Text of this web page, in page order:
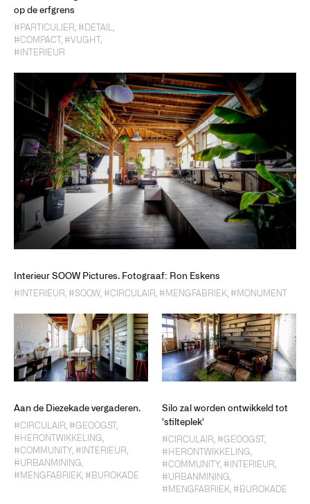
op de erfgrens
#PARTICULIER, #DETAIL,
#COMPACT , #VUGHT ,
#INTERIEUR
Interieur SOOW Pictures. Fotograaf: Ron Eskens
#INTERIEUR, #SOOW, #CIRCULAIR, #MENGFABRIEK, #MONUMENT
Aan de Diezekade vergaderen.
#CIRCULAIR #GEOOGST
#HERONTWIKKELING
#COMMUNITY #INTERIEUR
#URBANMINING
#MENGFABRIEK #BUROKADE
Silo zal worden ontwikkeld tot
'stilteplek'
#CIRCULAIR #GEOOGST
#HERONTWIKKELING
#COMMUNITY #INTERIEUR
#URBANMINING
#MENGFABRIEK #BUROKADE